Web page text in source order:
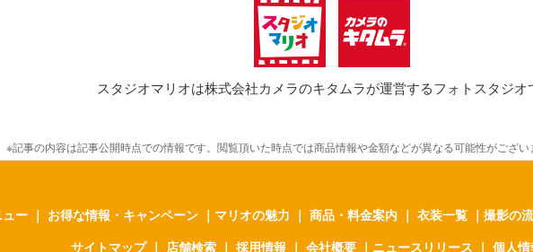
スタジオマリオは株式会社カメラのキタムラが運営するフォトスタジオ
※記事の内容は記事公開時点での情報です。閲覧頂いた時点では商品情報や金額などが異なる可能性がござ
ー ｜ お得な情報・キャンペーン ｜ マリオの魅力 ｜ 商品・料金案内 ｜ 衣装一覧 ｜ 撮影の
サイトマップ ｜ 店舗検索 ｜ 採用情報 ｜ 会社概要 ｜ ニュースリリース ｜ 個人